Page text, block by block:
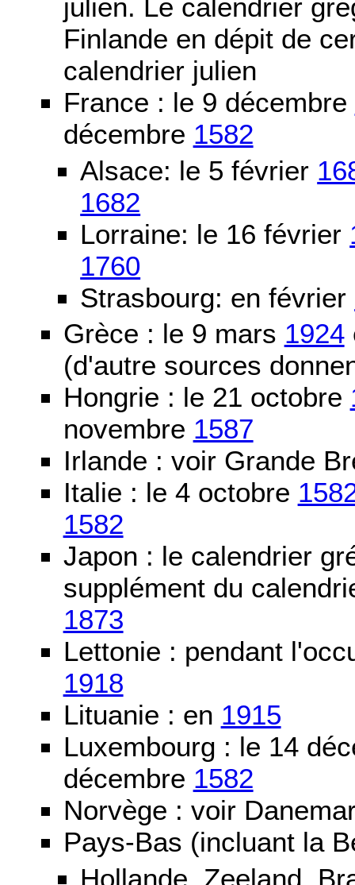
julien. Le calendrier
Finlande en dépit de
calendrier julien
France : le 9 décembre
décembre 1582
Alsace: le 5 février
1682
Lorraine: le 16 février
1760
Strasbourg: en février
Grèce : le 9 mars 1924
(d'autre sources
Hongrie : le 21 octobre
novembre 1587
Irlande : voir Grande
Italie : le 4 octobre
1582
Japon : le calendrier
supplément du
1873
Lettonie : pendant
1918
Lituanie : en 1915
Luxembourg : le 14
décembre 1582
Norvège : voir
Pays-Bas (incluant la
Hollande, Zeeland,